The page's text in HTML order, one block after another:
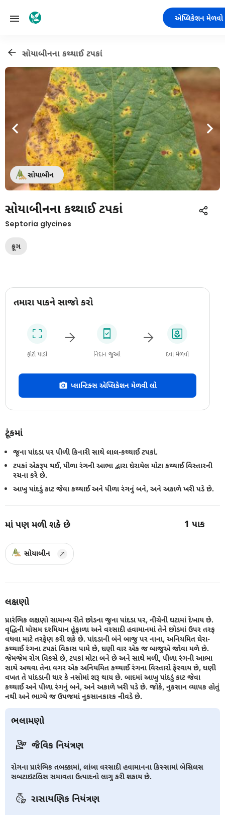
એપ્લિકેશન મેળવો
સોયાબીનના કથ્થાઈ ટપકાં
સોયાબીન
સોયાબીનના કથ્થાઈ ટપકાં
Septoria glycines
ફૂગ
તમારા પાકને સાજો કરો
ફોટો પાડો નિદાન જુઓ દવા મેળવો
પ્લાન્ટિક્સ એપ્લિકેશન મેળવી લો
ટૂંકમાં
જૂના પાંદડા પર પીળી કિનારી સાથે લાલ-કથ્થાઈ ટપકાં.
ટપકાં એકરૂપ થઈ, પીળા રંગની આભા દ્વારા ઘેરાયેલ મોટા કથ્થાઈ વિસ્તારની
રચના કરે છે.
આખુ પાંદડું કાટ જેવા કથ્થાઈ અને પીળા રંગનું બને, અને અકાળે ખરી પડે છે.
માં પણ મળી શકે છે 1 પાક
સોયાબીન
લક્ષણો
પ્રારંભિક લક્ષણો સામાન્ય રીતે છોડના જુના પાંદડા પર, નીચેની ઘટામાં દેખાય છે.
વૃદ્ધિની મોસમ દરમિયાન હૂંફાળા અને વરસાદી હવામાનમાં તેને છોડમાં ઉપર તરફ
વધવા માટે તરફેણ કરી શકે છે. પાંદડાની બંને બાજુ પર નાના, અનિયમિત ઘેરા-
કથ્થાઈ રંગના ટપકાં વિકાસ પામે છે, ઘણી વાર એક જ બાજુએ જોવા મળે છે.
જેમજેમ રોગ વિકસે છે, ટપકાં મોટા બને છે અને સાથે મળી, પીળા રંગની આભા
સાથે અથવા તેના વગર એક અનિયમિત કથ્થાઈ રંગના વિસ્તારો ફેરવાય છે, ઘણી
વખત તે પાંદડાની ધાર કે નસોમાં શરૂ થાય છે. બાદમાં આખુ પાંદડું કાટ જેવા
કથ્થાઈ અને પીળા રંગનું બને, અને અકાળે ખરી પડે છે. જોકે, નુકસાન વ્યાપક હોતું
નથી અને ભાગ્યે જ ઉપજમાં નુકસાનકારક નીવડે છે.
ભલામણો
જૈવિક નિયંત્રણ
રોગના પ્રારંભિક તબક્કામાં, લાંબા વરસાદી હવામાનના કિસ્સામાં બેસિલસ
સબટાઇટલિસ સમાવતા ઉત્પાદનો લાગુ કરી શકાય છે.
રાસાયણિક નિયંત્રણ